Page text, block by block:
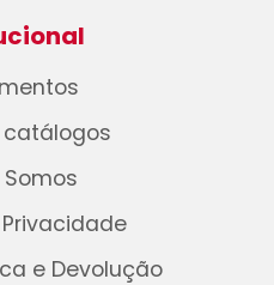
catálogos
e Devolução